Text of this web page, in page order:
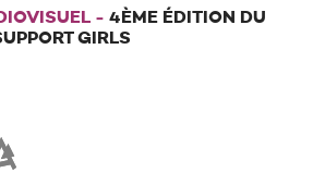
- 4ÈME ÉDITION DU
GIRLS